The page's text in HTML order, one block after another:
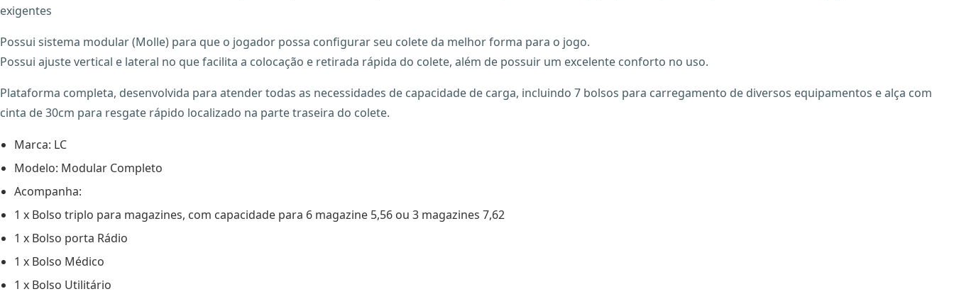
exigentes
Possui sistema modular (Molle) para que o jogador possa configurar seu colete da melhor forma para o jogo.
Possui ajuste vertical e lateral no que facilita a colocação e retirada rápida do colete, além de possuir um excelente conforto no uso.
Plataforma completa, desenvolvida para atender todas as necessidades de capacidade de carga, incluindo 7 bolsos para carregamento de diversos equipamentos e alça com
cinta de 30cm para resgate rápido localizado na parte traseira do colete.
Marca: LC
Modelo: Modular Completo
Acompanha:
1 x Bolso triplo para magazines, com capacidade para 6 magazine 5,56 ou 3 magazines 7,62
1 x Bolso porta Rádio
1 x Bolso Médico
1 x Bolso Utilitário